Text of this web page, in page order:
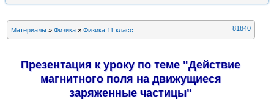
Материалы» Физика» Физика 11 класс 81840
Презентация к уроку по теме "Действие
магнитного поля на движущиеся
заряженные частицы"